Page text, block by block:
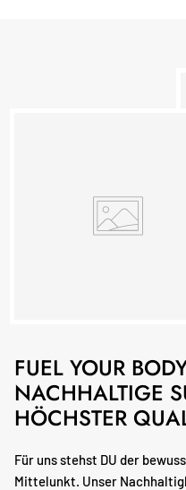
FUEL YOUR
NACHHALTIGE
HÖCHSTER
Für uns stehst DU der
Mittelunkt. Unser